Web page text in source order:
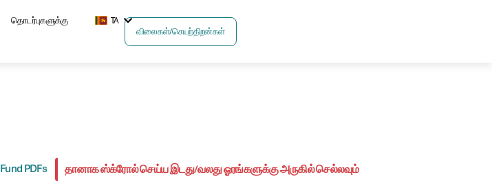
தொடர்புகளுக்கு
TA
விலைகள்/செயற்திறன்கள்
Fund PDFs தானாக ஸ்க்ரோல் செய்ய இடது/வலது ஓரங்களுக்கு அருகில் செல்லவும்